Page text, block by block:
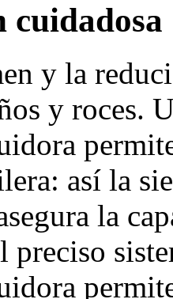
y la
y roces.
así la
la
preciso